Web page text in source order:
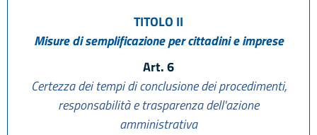
TITOLO II
Misure di semplificazione per cittadini e imprese
Art. 6
Certezza dei tempi di conclusione dei procedimenti,
responsabilità e trasparenza dell'azione
amministrativa